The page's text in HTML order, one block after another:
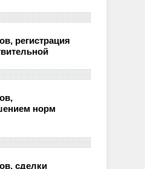
регистрация
норм
сделки